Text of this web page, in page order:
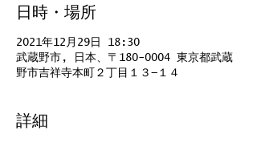
日時・場所
2021年12月29日 18:30
武蔵野市, 日本、〒180-0004 東京都武蔵
野市吉祥寺本町２丁目１３−１４
詳細